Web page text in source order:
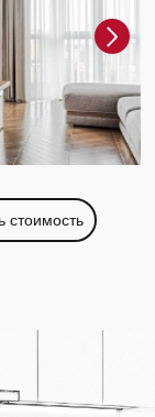
стоимость